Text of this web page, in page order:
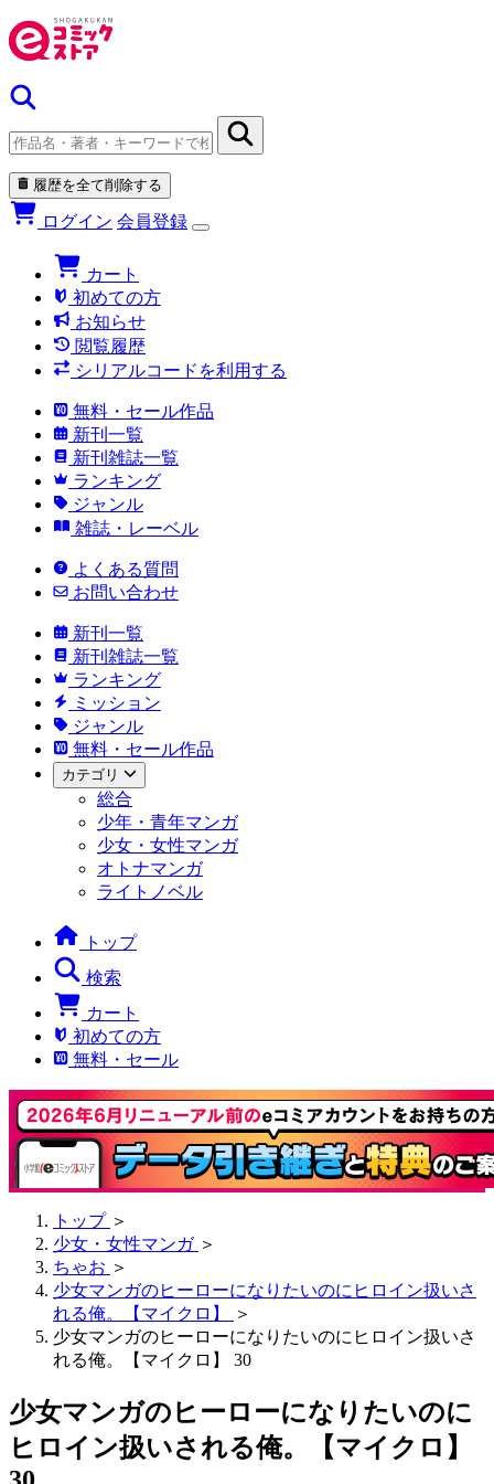
履歴を全て削除する
ログイン 会員登録
カート
初めての方
お知らせ
閲覧履歴
シリアルコードを利用する
無料・セール作品
新刊一覧
新刊雑誌一覧
ランキング
ジャンル
雑誌・レーベル
よくある質問
お問い合わせ
新刊一覧
新刊雑誌一覧
ランキング
ミッション
ジャンル
無料・セール作品
カテゴリ
総合
少年・青年マンガ
少女・女性マンガ
オトナマンガ
ライトノベル
トップ
検索
カート
初めての方
無料・セール
トップ ＞
少女・女性マンガ ＞
ちゃお ＞
少女マンガのヒーローになりたいのにヒロイン扱いさ
れる俺。【マイクロ】
＞
少女マンガのヒーローになりたいのにヒロイン扱いさ
れる俺。【マイクロ】 30
少女マンガのヒーローになりたいのに
ヒロイン扱いされる俺。【マイクロ】